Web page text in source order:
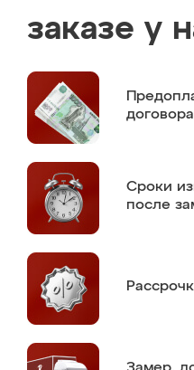
заказе у
договора
Сроки
после